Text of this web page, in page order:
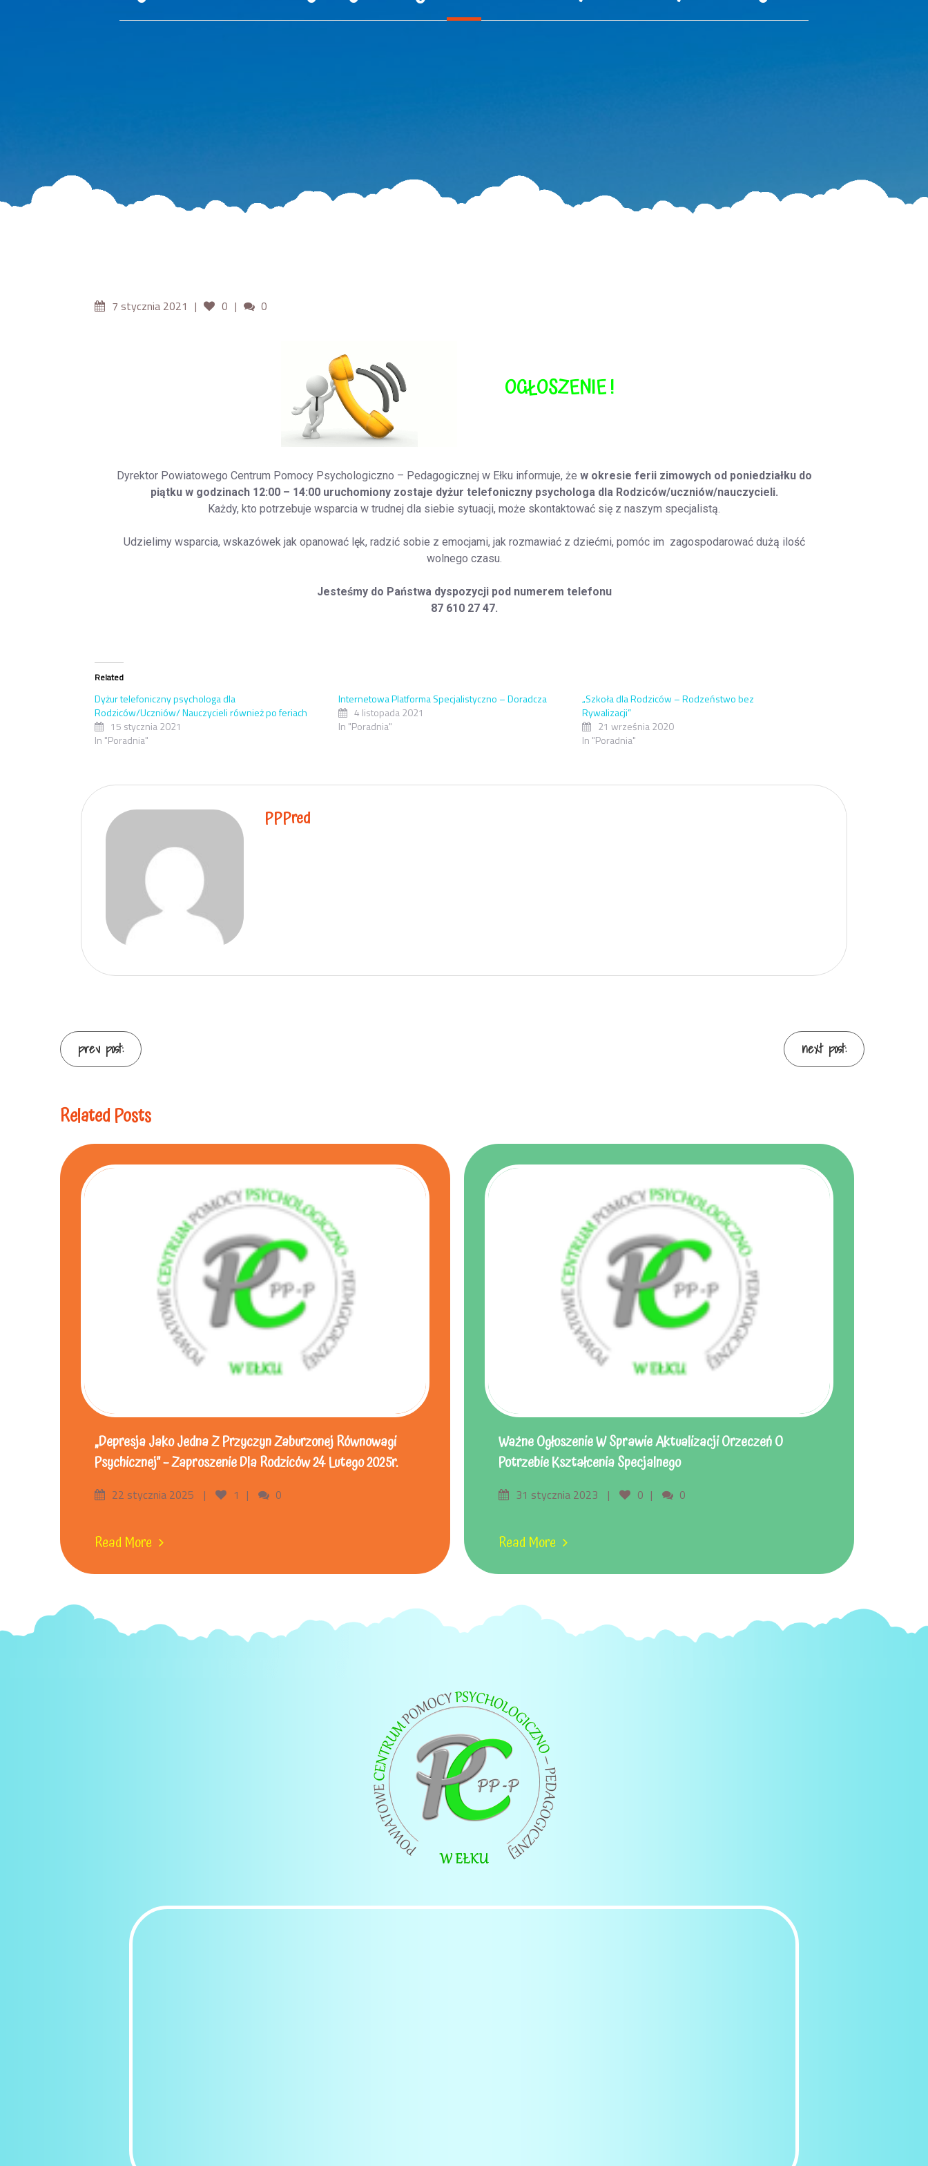
7 stycznia 2021 0 0
OGŁOSZENIE !
Dyrektor Powiatowego Centrum Pomocy Psychologiczno – Pedagogicznej w Ełku informuje, że w okresie ferii zimowych od poniedziałku do
piątku w godzinach 12:00 – 14:00 uruchomiony zostaje dyżur telefoniczny psychologa dla Rodziców/uczniów/nauczycieli.
Każdy, kto potrzebuje wsparcia w trudnej dla siebie sytuacji, może skontaktować się z naszym specjalistą.
Udzielimy wsparcia, wskazówek jak opanować lęk, radzić sobie z emocjami, jak rozmawiać z dziećmi, pomóc im zagospodarować dużą ilość
wolnego czasu.
Jesteśmy do Państwa dyspozycji pod numerem telefonu
87 610 27 47.
Related
Dyżur telefoniczny psychologa dla
Rodziców/Uczniów/ Nauczycieli również po feriach
15 stycznia 2021
In "Poradnia"
Internetowa Platforma Specjalistyczno – Doradcza
4 listopada 2021
In "Poradnia"
„Szkoła dla Rodziców – Rodzeństwo bez
Rywalizacji”
21 września 2020
In "Poradnia"
PPPred
prev post: next post:
Related Posts
„Depresja Jako Jedna Z Przyczyn Zaburzonej Równowagi
Psychicznej” – Zaproszenie Dla Rodziców 24 Lutego 2025r.
22 stycznia 2025 1 0
Read More
Ważne Ogłoszenie W Sprawie Aktualizacji Orzeczeń O
Potrzebie Kształcenia Specjalnego
31 stycznia 2023 0 0
Read More